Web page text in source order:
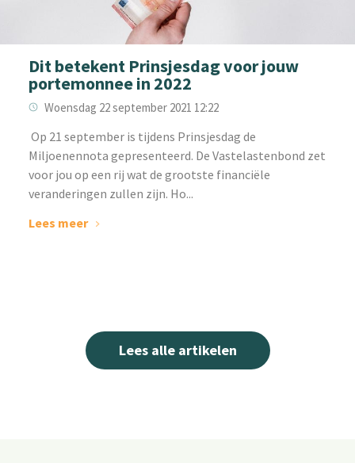
Dit betekent Prinsjesdag voor jouw
portemonnee in 2022
Woensdag 22 september 2021 12:22
‌ ‌Op 21 september is tijdens Prinsjesdag de
Miljoenennota gepresenteerd. De Vastelastenbond zet
voor jou op een rij wat de grootste financiële
veranderingen zullen zijn. Ho...
Lees meer
Lees alle artikelen